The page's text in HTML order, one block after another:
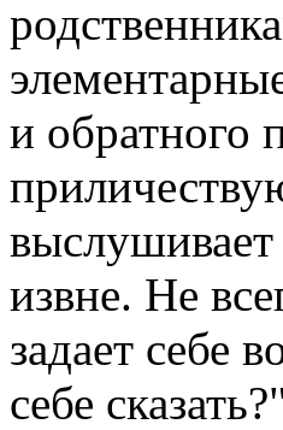
и обратного
извне. Не
задает себе
себе